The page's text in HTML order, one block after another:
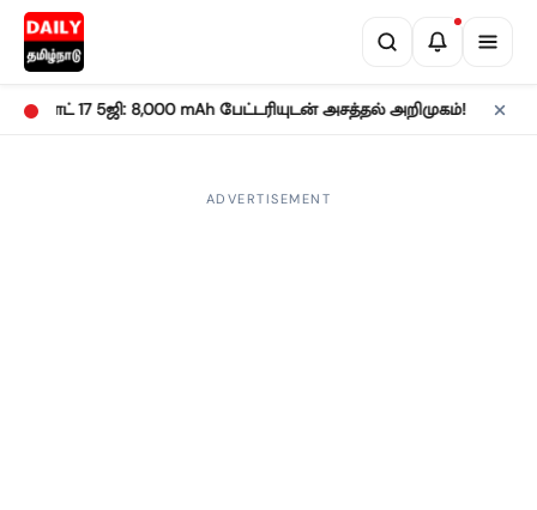
நோட் 17 5ஜி: 8,000 mAh பேட்டரியுடன் அசத்தல் அறிமுகம்! •
ADVERTISEMENT